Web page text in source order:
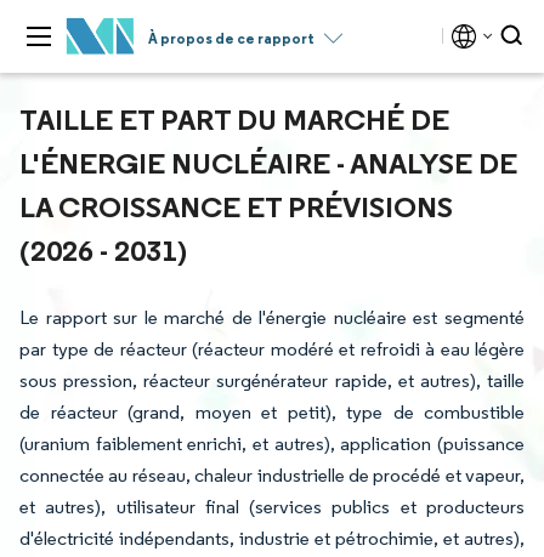
À propos de ce rapport
TAILLE ET PART DU MARCHÉ DE
L'ÉNERGIE NUCLÉAIRE - ANALYSE DE
LA CROISSANCE ET PRÉVISIONS
(2026 - 2031)
Le rapport sur le marché de l'énergie nucléaire est segmenté
par type de réacteur (réacteur modéré et refroidi à eau légère
sous pression, réacteur surgénérateur rapide, et autres), taille
de réacteur (grand, moyen et petit), type de combustible
(uranium faiblement enrichi, et autres), application (puissance
connectée au réseau, chaleur industrielle de procédé et vapeur,
et autres), utilisateur final (services publics et producteurs
d'électricité indépendants, industrie et pétrochimie, et autres),